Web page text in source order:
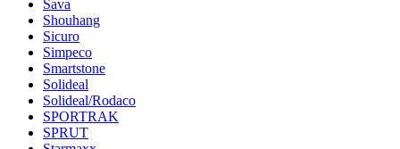
Sava
Shouhang
Sicuro
Simpeco
Smartstone
Solideal
Solideal/Rodaco
SPORTRAK
SPRUT